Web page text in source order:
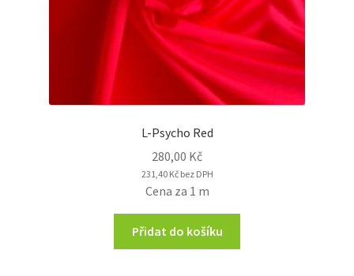
L-Psycho Red
280,00 Kč
231,40 Kčbez DPH
Cena za 1 m
Přidat do košíku